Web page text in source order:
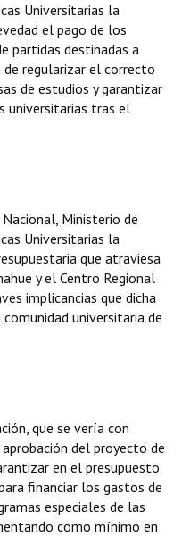
Universitarias la
el pago de los
partidas destinadas a
regularizar el correcto
de estudios y garantizar
universitarias tras el
Ministerio de
Universitarias la
que atraviesa
y el Centro Regional
implicancias que dicha
universitaria de
que se vería con
del proyecto de
en el presupuesto
financiar los gastos de
especiales de las
como mínimo en